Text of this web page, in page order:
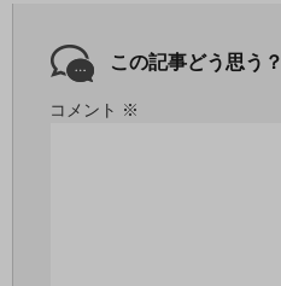
この記事どう思う？
コメント ※